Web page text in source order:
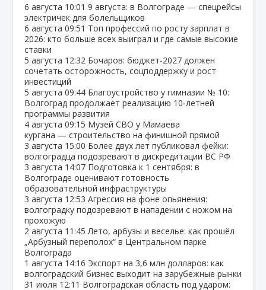
6 августа 10:01 9 августа: в Волгограде — спецрейсы
электричек для болельщиков
6 августа 09:51 Топ профессий по росту зарплат в
2026: кто больше всех выиграл и где самые высокие
ставки
5 августа 12:32 Бочаров: бюджет‑2027 должен
сочетать осторожность, соцподдержку и рост
инвестиций
5 августа 09:44 Благоустройство у гимназии № 10:
Волгоград продолжает реализацию 10‑летней
программы развития
4 августа 09:15 Музей СВО у Мамаева
кургана — строительство на финишной прямой
3 августа 15:00 Более двух лет публиковал фейки:
волгоградца подозревают в дискредитации ВС РФ
3 августа 14:07 Подготовка к 1 сентября: в
Волгограде оценивают готовность
образовательной инфраструктуры
3 августа 12:53 Агрессия на фоне опьянения:
волгоградку подозревают в нападении с ножом на
прохожую
2 августа 11:45 Лето, арбузы и веселье: как прошёл
„Арбузный переполох“ в Центральном парке
Волгограда
1 августа 14:16 Экспорт на 3,6 млн долларов: как
волгоградский бизнес выходит на зарубежные рынки
31 июля 12:11 Волгоградская область под ударом: